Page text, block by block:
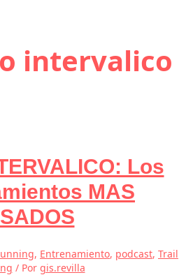
intervalico
Los
MAS
, Entrenamiento, podcast, Trail
/ Por gis.revilla